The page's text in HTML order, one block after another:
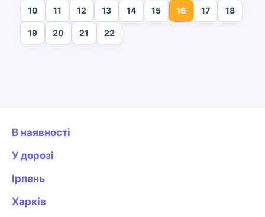
10 11 12 13 14 15 16 17 18
19 20 21 22
В наявності
У дорозі
Ірпень
Харків